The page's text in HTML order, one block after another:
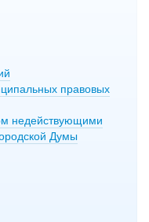
правовых
недействующими
Думы